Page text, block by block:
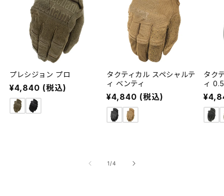
プレシジョン プロ
通
常
価
¥4,840 (税込)
タクティカル スペシャルテ
ィ ベンティ
通
常
価
¥4,840 (税込)
タク
ィ
通
常
価
1/の
4